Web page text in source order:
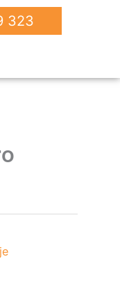
323